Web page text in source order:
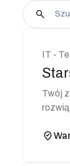
IT -
Twój zakres